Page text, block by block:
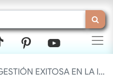
EXITOSA EN LA INDUSTRIA TEXTIL